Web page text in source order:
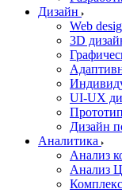
Дизайн
Web
3D
UI‑UX
Дизайн
Аналитика
Анализ
Анализ